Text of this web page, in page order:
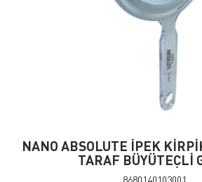
NANO ABSOLUTE İPEK
TARAF BÜYÜTEÇLİ
8680140103001